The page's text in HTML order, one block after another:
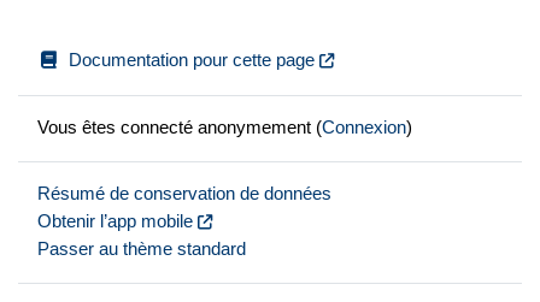
Documentation pour cette page
Vous êtes connecté anonymement (Connexion)
Résumé de conservation de données
Obtenir l’app mobile
Passer au thème standard